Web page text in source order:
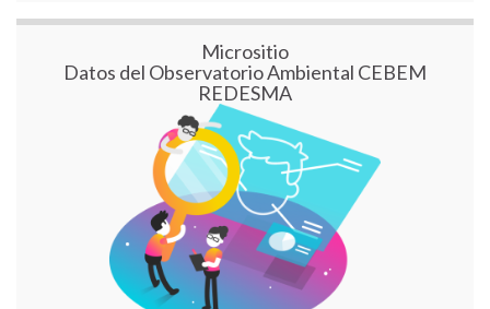
Micrositio
Datos del Observatorio Ambiental CEBEM
REDESMA